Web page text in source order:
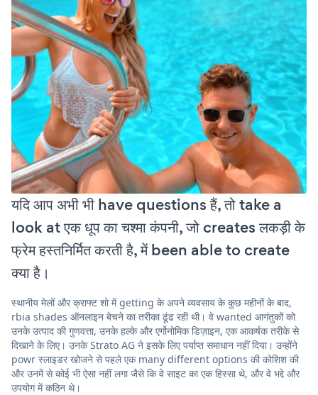
यदि आप अभी भी have questions हैं, तो take a
look at एक धूप का चश्मा कंपनी, जो creates लकड़ी के
फ्रेम हस्तनिर्मित करती है, में been able to create
क्या है।
स्थानीय मेलों और क्राफ्ट शो में getting के अपने व्यवसाय के कुछ महीनों के बाद,
rbia shades ऑनलाइन बेचने का तरीका ढूंढ रही थी। वे wanted आगंतुकों को
उनके उत्पाद की गुणवत्ता, उनके हल्के और एर्गोनोमिक डिज़ाइन, एक आकर्षक तरीके से
दिखाने के लिए। उनके Strato AG ने इसके लिए पर्याप्त समाधान नहीं दिया। उन्होंने
powr स्लाइडर खोजने से पहले एक many different options की कोशिश की
और उनमें से कोई भी ऐसा नहीं लगा जैसे कि वे साइट का एक हिस्सा थे, और वे भद्दे और
उपयोग में कठिन थे।